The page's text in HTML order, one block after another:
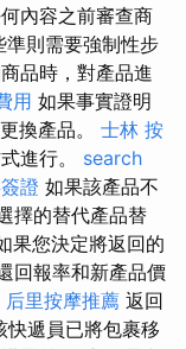
內容之前審查商
準則需要強制性步
品時，對產品進
用 如果事實證明
換產品。 士林 按
進行。 search
證 如果該產品不
擇的替代產品替
果您決定將返回的
回報率和新產品價
后里按摩推薦 返回
快遞員已將包裹移